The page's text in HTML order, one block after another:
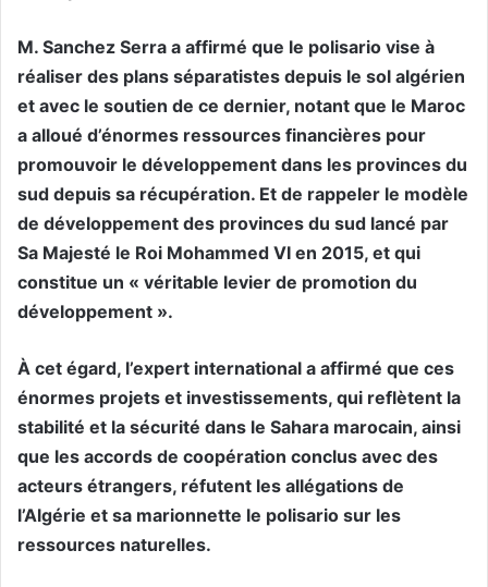
M. Sanchez Serra a affirmé que le polisario vise à
réaliser des plans séparatistes depuis le sol algérien
et avec le soutien de ce dernier, notant que le Maroc
a alloué d’énormes ressources financières pour
promouvoir le développement dans les provinces du
sud depuis sa récupération. Et de rappeler le modèle
de développement des provinces du sud lancé par
Sa Majesté le Roi Mohammed VI en 2015, et qui
constitue un « véritable levier de promotion du
développement ».
À cet égard, l’expert international a affirmé que ces
énormes projets et investissements, qui reflètent la
stabilité et la sécurité dans le Sahara marocain, ainsi
que les accords de coopération conclus avec des
acteurs étrangers, réfutent les allégations de
l’Algérie et sa marionnette le polisario sur les
ressources naturelles.